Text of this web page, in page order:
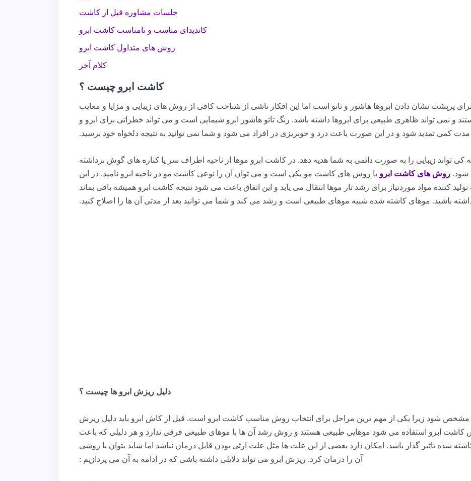
جلسات مشاوره قبل از کاشت
کاندیدای مناسب و نامناسب کاشت ابرو
روش های متداول کاشت ابرو
کلام آخر
کاشت ابرو چیست ؟
برای پرپشت نشان دادن ابروها هاشور و تاتو است اما این افکار ناشی از شناخت کافی از روش های زیبایی و مزایا و معایب
و نمی تواند ظاهری طبیعی برای ابروها داشته باشد. رنگ تاتو هاشور ابرو شیمایی است و می تواند خطراتی برای ابرو و
در مدت کمی تمدید شود و در این صورت باعث درد و خونریزی در افراد می شود و شما نمی توانید به نتیجه دلخواه خود برسید.
تواند زیبایی را به صورت دائمی به شما هدیه دهد. در کاشت ابرو موها از ناحیه اطراف سر یا کناره های گوش برداشته
شود. روش های کاشت ابرو با روش های کاشت مو یکی است و می توان آن را نوعی کاشت مو در ناحیه ابرو نامید. در این
کننده مواد موردنیاز برای رشد تار موها انتقال می یابد و این اتفاق باعث می شود نتیجه کاشت ابرو همیشه باقی بماند
باشید. موهای کاشته شده شبیه موهای طبیعی است و رشد می کند و شما می توانید بعد از مدتی آن ها را اصلاح کنید.
دلیل ریزش ابرو ها چیست ؟
مشخص شود زیرا یکی از مهم ترین مراحل برای انتخاب روش مناسب کاشت ابرو است. قبل از کاش ابرو باید دلیل ریزش
ابرو استفاده می شود موهایی طبیعی هستند و روش رشد آن ها با موهای طبیعی فرقی ندارد و هر دلیلی که باعث
شده تاثیر گذار باشد. امکان دارد بعضی از این علت ها مثل علت ارثی بودن قابل درمان نباشد اما شاید بتوان با روشی
آن را درمان کرد. ریزش ابرو می تواند دلایلی داشته باشی که در ادامه به آن می پردازیم :